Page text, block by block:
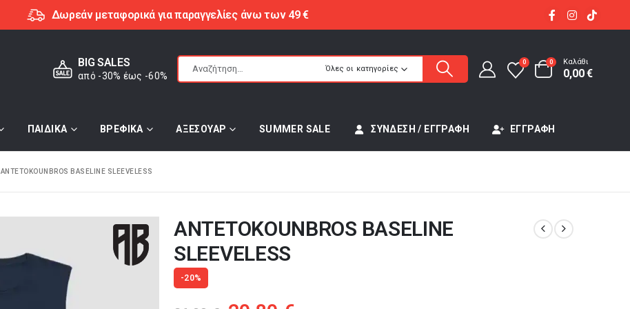
Δωρεάν μεταφορικά για παραγγελίες άνω των 49 €
BIG SALES
από -30% έως -60%
Όλες οι κατηγορίες
0 0 Καλάθι
0,00€
ΠΑΙΔΙΚΑ ΒΡΕΦΙΚΑ ΑΞΕΣΟΥΑΡ SUMMER SALE ΣΎΝΔΕΣΗ / ΕΓΓΡΑΦΉ ΕΓΓΡΑΦΉ
ANTETOKOUNBROS BASELINE SLEEVELESS
ANTETOKOUNBROS BASELINE
SLEEVELESS
-20%